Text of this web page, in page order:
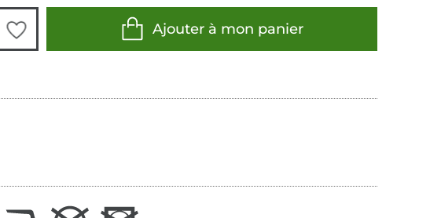
Ajouter à mon panier